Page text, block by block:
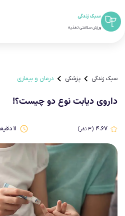
سبک زندگی
ورزش سلامتی تغذیه
سبک زندگی پزشکی درمان و بیماری
داروی دیابت نوع دو چیست؟!
۴.۶۷ (۳نفر) ۱۱